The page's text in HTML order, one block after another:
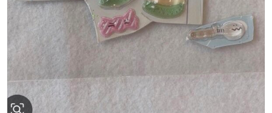
本初のモデルではあるけど´д` ; #Apple #iPhone3G
ト
数